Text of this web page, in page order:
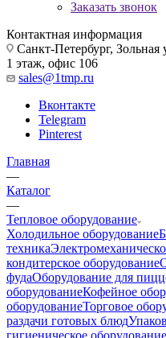
Заказать звонок
Контактная информация
Санкт-Петербург,
1 этаж, офис 106
sales@1tmp.ru
Вконтакте
Telegram
Pinterest
Главная
—
Каталог
—
Тепловое оборудование
Холодильное оборудование
техника
кондитерское оборудование
фудаОборудование для
оборудованиеКофейное
оборудованиеТорговое
раздачи готовых блюд
гигиеническое оборудование